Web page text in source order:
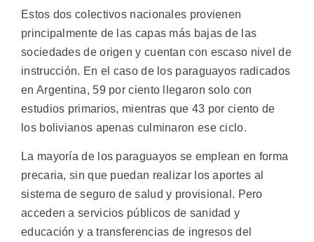
Estos dos colectivos nacionales provienen
principalmente de las capas más bajas de las
sociedades de origen y cuentan con escaso nivel de
instrucción. En el caso de los paraguayos radicados
en Argentina, 59 por ciento llegaron solo con
estudios primarios, mientras que 43 por ciento de
los bolivianos apenas culminaron ese ciclo.
La mayoría de los paraguayos se emplean en forma
precaria, sin que puedan realizar los aportes al
sistema de seguro de salud y provisional. Pero
acceden a servicios públicos de sanidad y
educación y a transferencias de ingresos del